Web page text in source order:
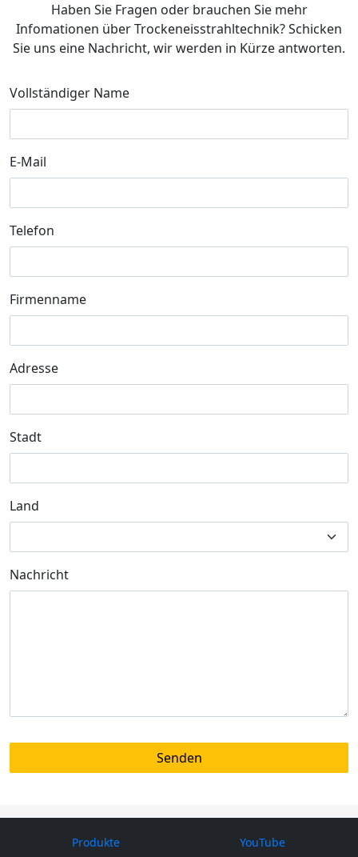
Haben Sie Fragen oder brauchen Sie mehr
Infomationen über Trockeneisstrahltechnik? Schicken
Sie uns eine Nachricht, wir werden in Kürze antworten.
Vollständiger Name
E-Mail
Telefon
Firmenname
Adresse
Stadt
Land
Nachricht
Produkte YouTube